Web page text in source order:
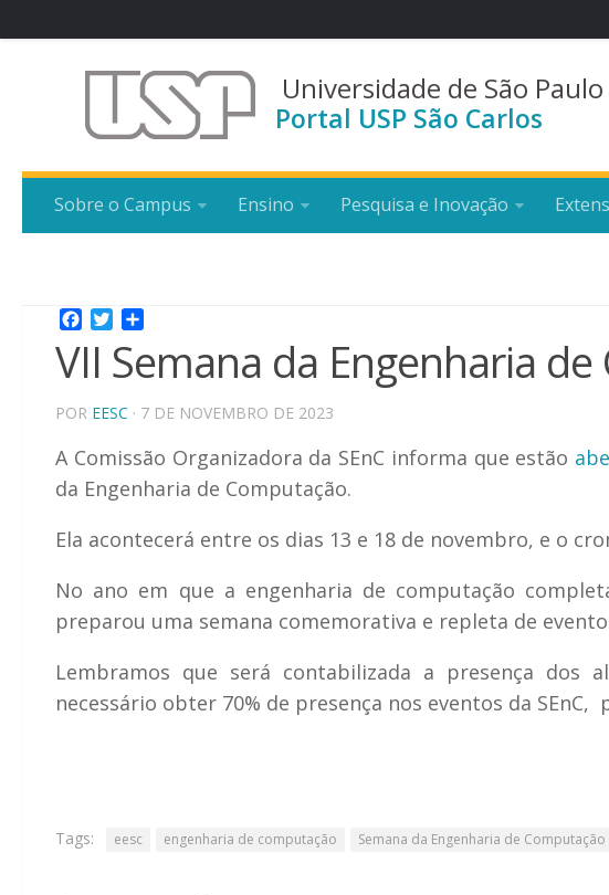
Universidade de São Paulo
Portal USP São Carlos
Sobre o Campus Ensino Pesquisa e Inovação
Facebook
Twitter
VII Semana da Engenharia
POR EESC · 7 DE NOVEMBRO DE 2023
A Comissão Organizadora da SEnC informa que estão
da Engenharia de Computação.
Ela acontecerá entre os dias 13 e 18 de novembro, e o
No ano em que a engenharia de computação
preparou uma semana comemorativa e repleta de
Lembramos que será contabilizada a presença dos
necessário obter 70% de presença nos eventos da
Tags: eesc engenharia de computação Semana da Engenharia de Computação